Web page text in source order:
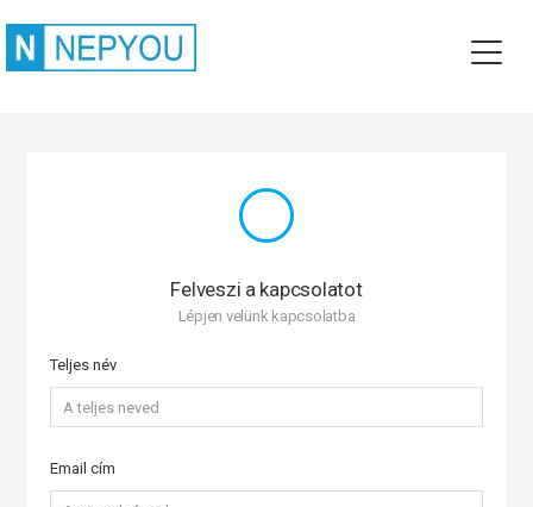
Felveszi a kapcsolatot
Lépjen velünk kapcsolatba
Teljes név
Email cím